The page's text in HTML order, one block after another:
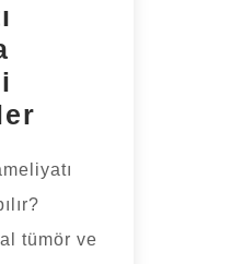
tümör ve